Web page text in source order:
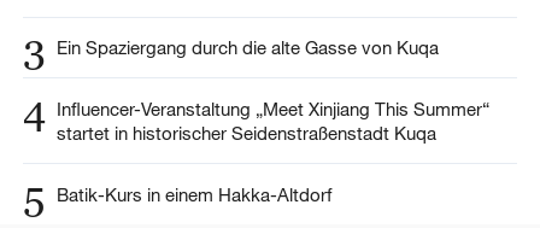
3 Ein Spaziergang durch die alte Gasse von Kuqa
4 Influencer-Veranstaltung „Meet Xinjiang This Summer“
startet in historischer Seidenstraßenstadt Kuqa
5 Batik-Kurs in einem Hakka-Altdorf